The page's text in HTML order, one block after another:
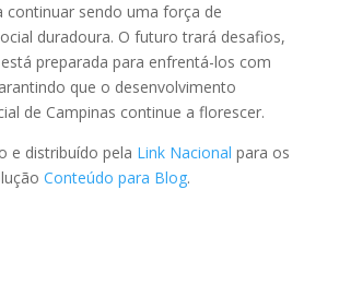
continuar sendo uma força de
duradoura. O futuro trará desafios,
preparada para enfrentá-los com
que o desenvolvimento
de Campinas continue a florescer.
e distribuído pela Link Nacional para os
Conteúdo para Blog.